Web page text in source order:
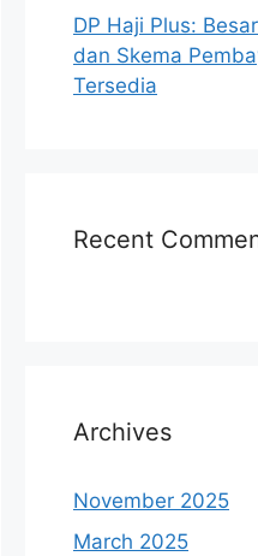
DP Haji Plus:
dan Skema
Tersedia
Recent
Archives
November 2025
March 2025